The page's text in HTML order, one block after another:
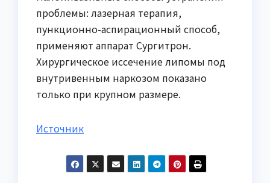
проблемы: лазерная терапия,
пункционно-аспирационный способ,
применяют аппарат Сургитрон.
Хирургическое иссечение липомы под
внутривенным наркозом показано
только при крупном размере.
Источник